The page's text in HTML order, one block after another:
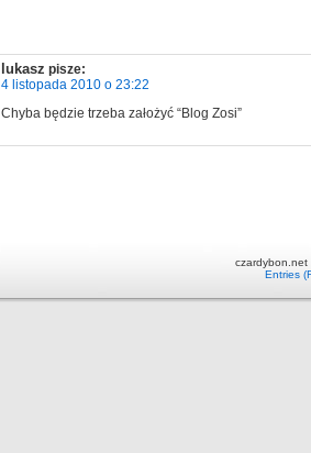
lukasz pisze:
4 listopada 2010 o 23:22
Chyba będzie trzeba założyć “Blog Zosi”
Entries